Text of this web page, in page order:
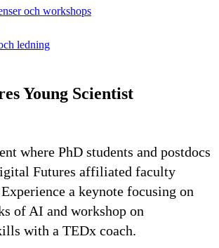
och workshops
ledning
Young Scientist
where PhD students and postdocs
Futures affiliated faculty
a keynote focusing on
of AI and workshop on
with a TEDx coach.